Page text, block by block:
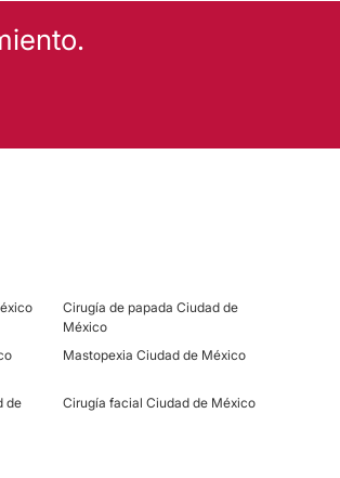
Cirugía de papada Ciudad de
México
Mastopexia Ciudad de México
de
Cirugía facial Ciudad de México